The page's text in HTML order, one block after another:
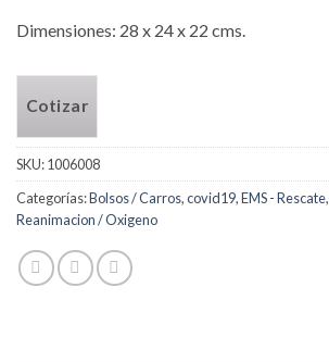
Dimensiones: 28 x 24 x 22 cms.
Cotizar
SKU:1006008
Categorías:Bolsos / Carros,covid19,EMS - Rescate,
Reanimacion / Oxigeno